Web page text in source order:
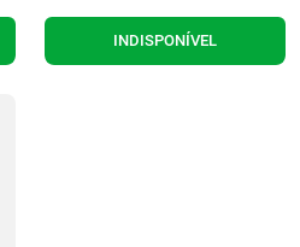
INDISPONÍVEL